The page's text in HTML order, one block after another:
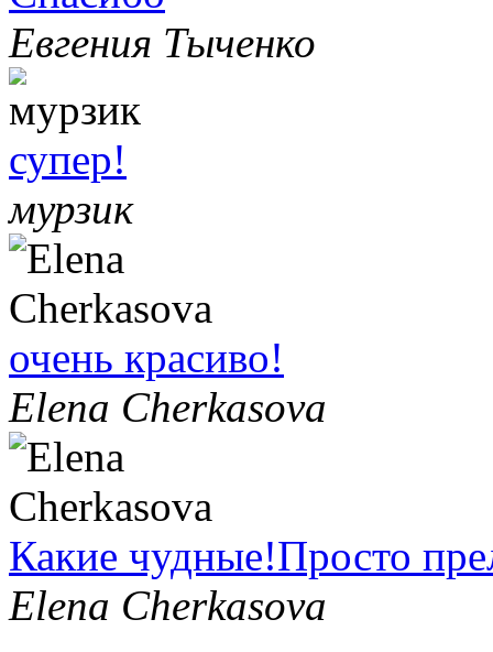
Евгения Тыченко
супер!
мурзик
очень красиво!
Elena Cherkasova
Какие чудные!Просто
Elena Cherkasova